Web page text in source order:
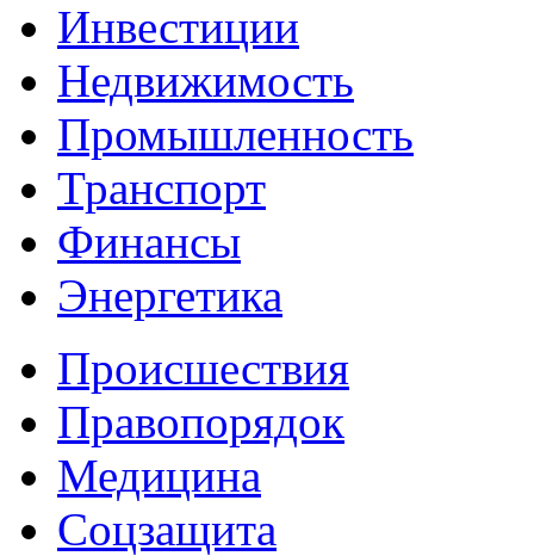
Инвестиции
Недвижимость
Промышленность
Транспорт
Финансы
Энергетика
Происшествия
Правопорядок
Медицина
Соцзащита